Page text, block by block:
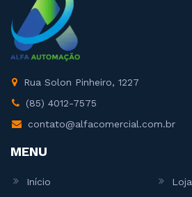
Rua Solon Pinheiro, 1227
(85) 4012-7575
contato@alfacomercial.com.br
MENU
Início Loja